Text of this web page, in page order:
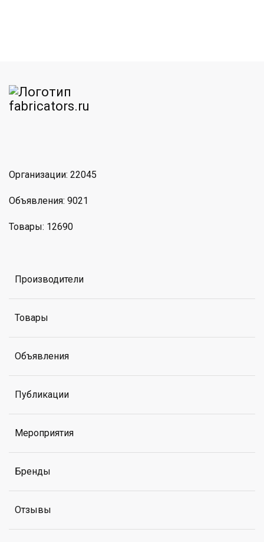
Организации: 22045
Объявления: 9021
Товары: 12690
Производители
Товары
Объявления
Публикации
Мероприятия
Бренды
Отзывы